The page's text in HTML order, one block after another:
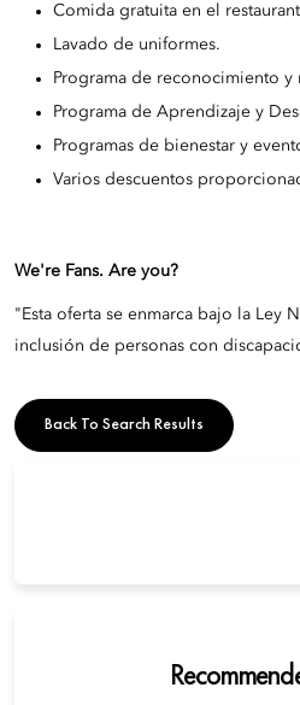
Comida gratuita en el
Lavado de uniformes.
Programa de reconocimiento y
Programa de Aprendizaje y
Programas de bienestar y
Varios descuentos
We're Fans. Are you?
"Esta oferta se enmarca bajo la Ley
inclusión de personas con
Back To Search Results